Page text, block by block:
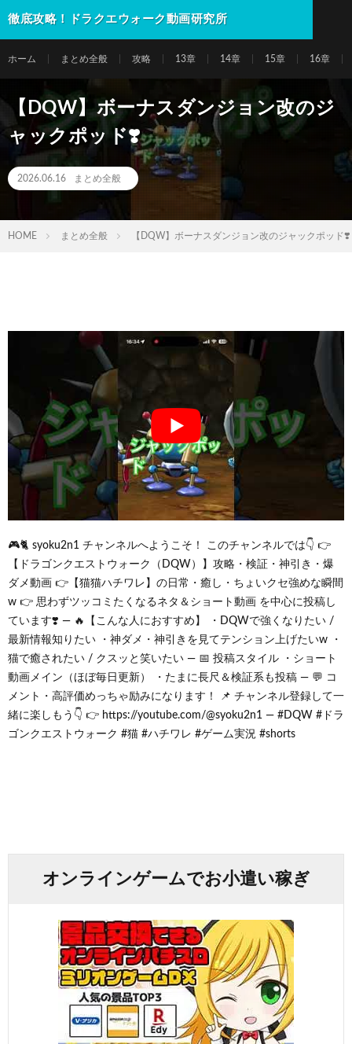
徹底攻略！ドラクエウォーク動画研究所
ホーム まとめ全般 攻略 13章 14章 15章 16章
【DQW】ボーナスダンジョン改のジ
ャックポッド❣️
2026.06.16 まとめ全般
HOME まとめ全般 【DQW】ボーナスダンジョン改のジャックポッド❣️
🎮🐈 syoku2n1 チャンネルへようこそ！ このチャンネルでは👇 👉
【ドラゴンクエストウォーク（DQW）】攻略・検証・神引き・爆
ダメ動画 👉【猫猫ハチワレ】の日常・癒し・ちょいクセ強めな瞬間
w 👉 思わずツッコミたくなるネタ＆ショート動画 を中心に投稿し
ています❣️ — 🔥【こんな人におすすめ】 ・DQWで強くなりたい /
最新情報知りたい ・神ダメ・神引きを見てテンション上げたいw ・
猫で癒されたい / クスッと笑いたい — 📅 投稿スタイル ・ショート
動画メイン（ほぼ毎日更新） ・たまに長尺＆検証系も投稿 — 💬 コ
メント・高評価めっちゃ励みになります！ 📌 チャンネル登録して一
緒に楽しもう👇 👉 https://youtube.com/@syoku2n1 — #DQW #ドラ
ゴンクエストウォーク #猫 #ハチワレ #ゲーム実況 #shorts
オンラインゲームでお小遣い稼ぎ